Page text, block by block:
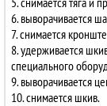
6. выворачивается
7. снимается
8. удерживается
специального
9. выворачивается
10. снимается шкив.